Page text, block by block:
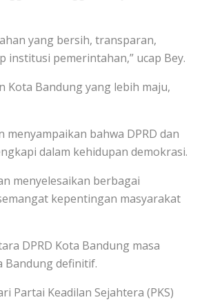
yang bersih, transparan,
pemerintahan,” ucap Bey.
Kota Bandung yang lebih maju,
menyampaikan bahwa DPRD dan
dalam kehidupan demokrasi.
menyelesaikan berbagai
kepentingan masyarakat
DPRD Kota Bandung masa
Bandung definitif.
Partai Keadilan Sejahtera (PKS)